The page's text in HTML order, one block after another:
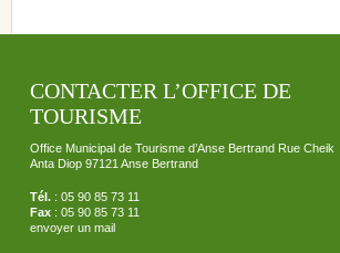
CONTACTER L’OFFICE DE
TOURISME
Office Municipal de Tourisme d’Anse Bertrand Rue Cheik
Anta Diop 97121 Anse Bertrand
Tél. : 05 90 85 73 11
Fax : 05 90 85 73 11
envoyer un mail